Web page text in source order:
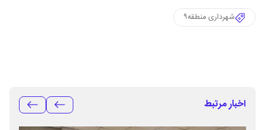
شهرداری منطقه۹
اخبار مرتبط